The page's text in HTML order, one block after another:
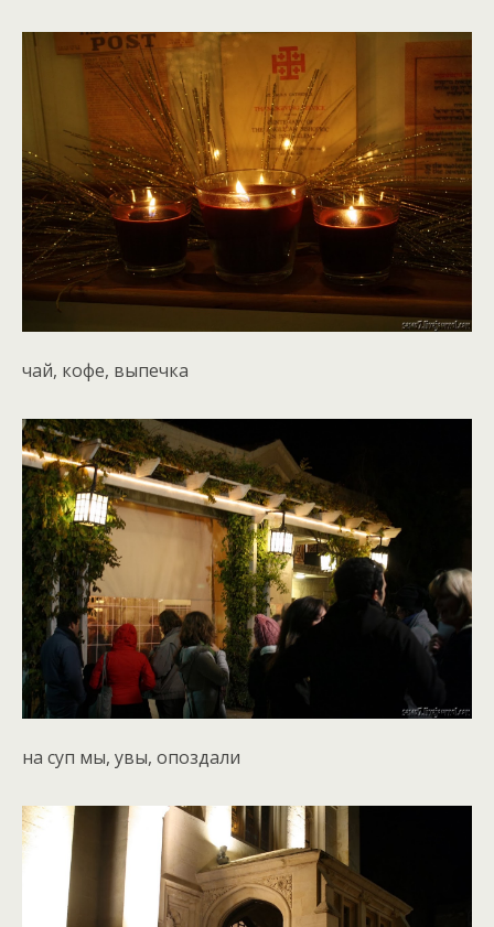
чай, кофе, выпечка
на суп мы, увы, опоздали